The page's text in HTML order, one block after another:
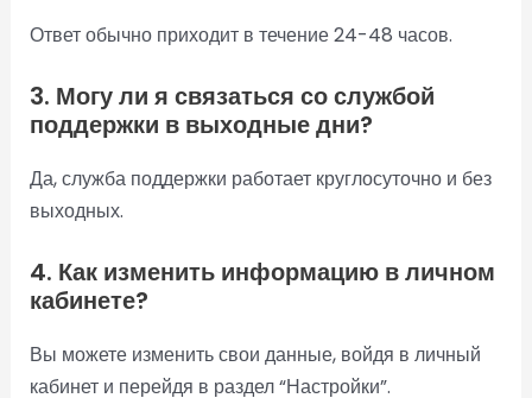
Ответ обычно приходит в течение 24-48 часов.
3. Могу ли я связаться со службой
поддержки в выходные дни?
Да, служба поддержки работает круглосуточно и без
выходных.
4. Как изменить информацию в личном
кабинете?
Вы можете изменить свои данные, войдя в личный
кабинет и перейдя в раздел “Настройки”.